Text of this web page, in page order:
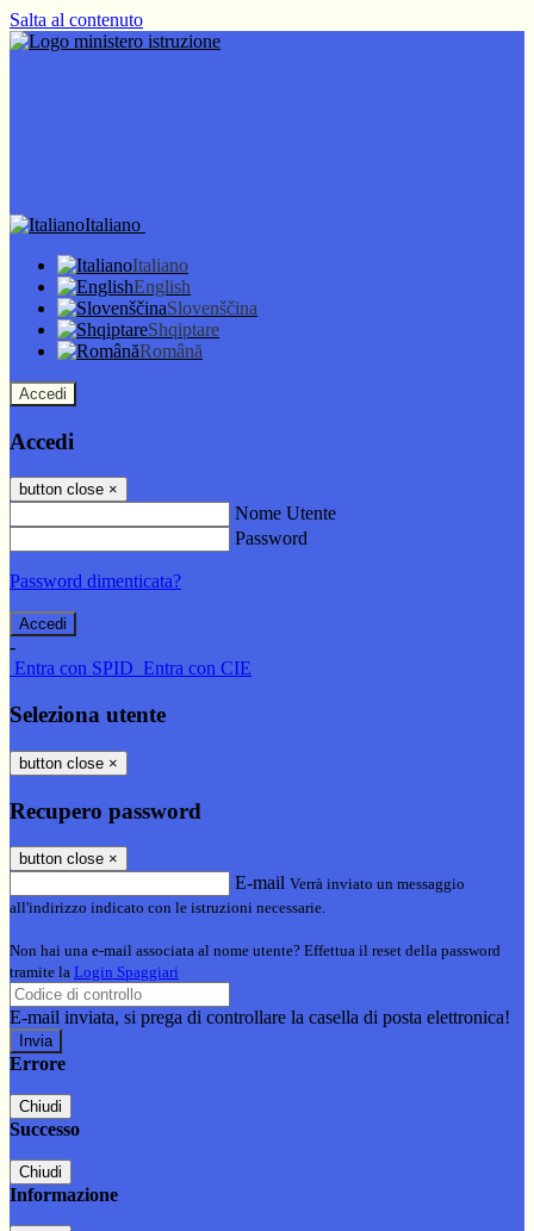
Salta al contenuto
Italiano
Italiano
English
Slovenščina
Shqiptare
Română
Accedi
Accedi
button close ×
Nome Utente
Password
Password dimenticata?
-
Entra con SPID Entra con CIE
Seleziona utente
button close ×
Recupero password
button close ×
E-mail Verrà inviato un messaggio
all'indirizzo indicato con le istruzioni necessarie.
Non hai una e-mail associata al nome utente? Effettua il reset della password
tramite la Login Spaggiari
E-mail inviata, si prega di controllare la casella di posta elettronica!
Errore
Chiudi
Successo
Chiudi
Informazione